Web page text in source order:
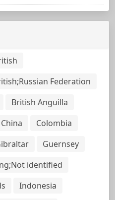
Federation
British Anguilla
China
Colombia
Guernsey
identified
Indonesia